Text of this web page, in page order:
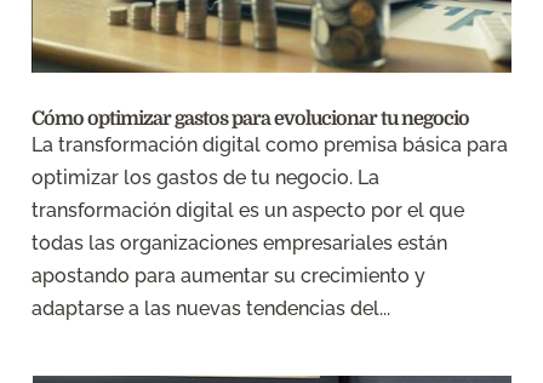
Cómo optimizar gastos para evolucionar tu negocio
La transformación digital como premisa básica para
optimizar los gastos de tu negocio. La
transformación digital es un aspecto por el que
todas las organizaciones empresariales están
apostando para aumentar su crecimiento y
adaptarse a las nuevas tendencias del...